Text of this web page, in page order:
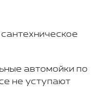
автомойки по
не уступают